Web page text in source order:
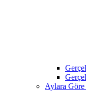
Aylara Göre